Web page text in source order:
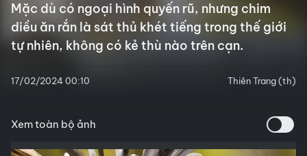
Mặc dù có ngoại hình quyến rũ, nhưng chim
diều ăn rắn là sát thủ khét tiếng trong thế giới
tự nhiên, không có kẻ thù nào trên cạn.
17/02/2024 00:10 Thiên Trang (th)
Xem toàn bộ ảnh